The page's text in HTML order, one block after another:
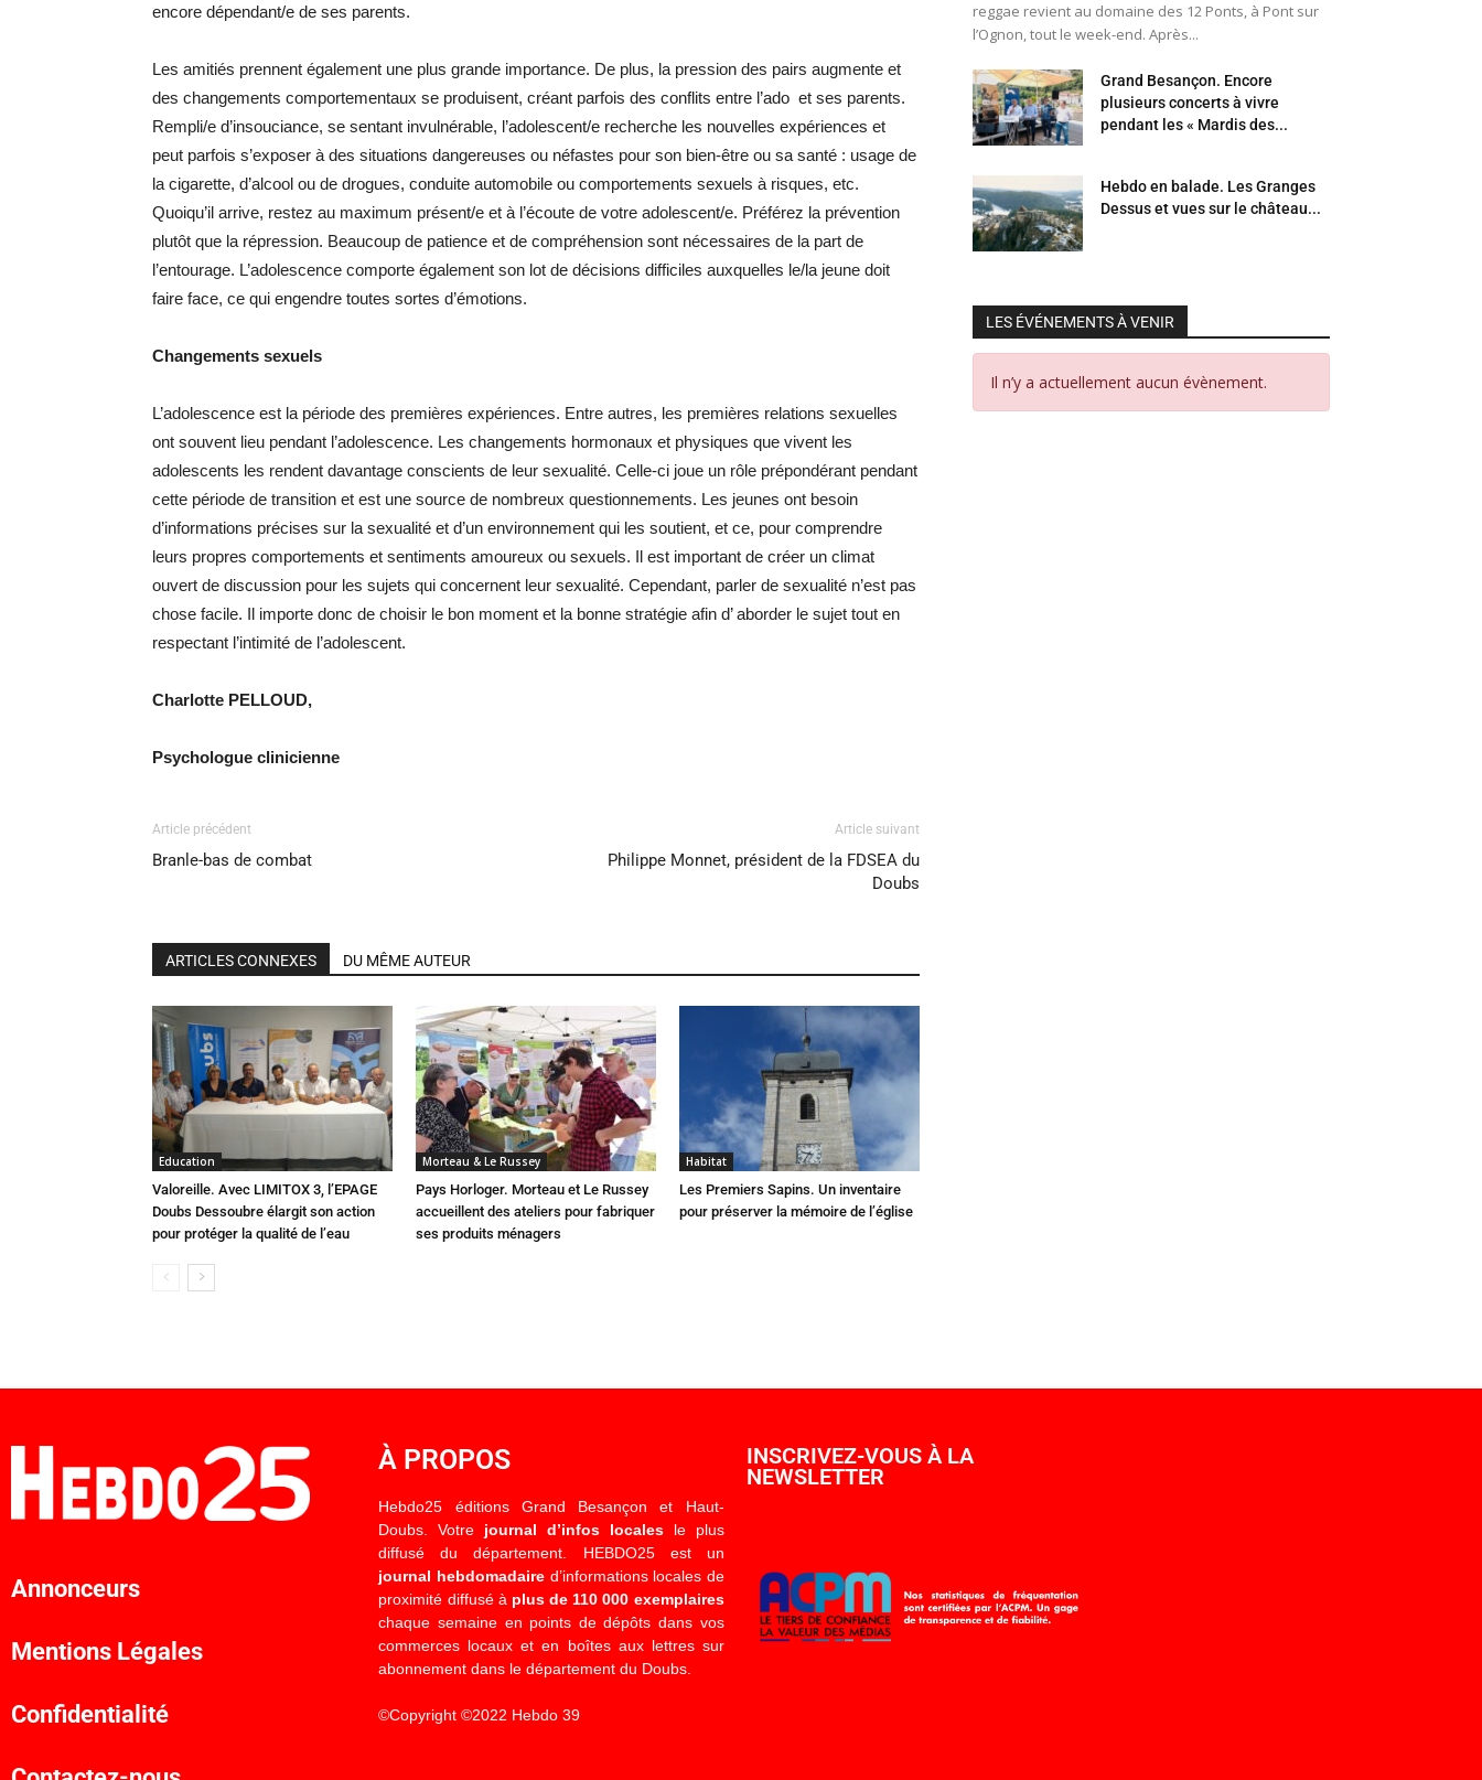
encore dépendant/e de ses parents.
Les amitiés prennent également une plus grande importance. De plus, la pression des pairs augmente et
des changements comportementaux se produisent, créant parfois des conflits entre l’ado et ses parents.
Rempli/e d’insouciance, se sentant invulnérable, l’adolescent/e recherche les nouvelles expériences et
peut parfois s’exposer à des situations dangereuses ou néfastes pour son bien-être ou sa santé : usage de
la cigarette, d’alcool ou de drogues, conduite automobile ou comportements sexuels à risques, etc.
Quoiqu’il arrive, restez au maximum présent/e et à l’écoute de votre adolescent/e. Préférez la prévention
plutôt que la répression. Beaucoup de patience et de compréhension sont nécessaires de la part de
l’entourage. L’adolescence comporte également son lot de décisions difficiles auxquelles le/la jeune doit
faire face, ce qui engendre toutes sortes d’émotions.
Changements sexuels
L’adolescence est la période des premières expériences. Entre autres, les premières relations sexuelles
ont souvent lieu pendant l’adolescence. Les changements hormonaux et physiques que vivent les
adolescents les rendent davantage conscients de leur sexualité. Celle-ci joue un rôle prépondérant pendant
cette période de transition et est une source de nombreux questionnements. Les jeunes ont besoin
d’informations précises sur la sexualité et d’un environnement qui les soutient, et ce, pour comprendre
leurs propres comportements et sentiments amoureux ou sexuels. Il est important de créer un climat
ouvert de discussion pour les sujets qui concernent leur sexualité. Cependant, parler de sexualité n’est pas
chose facile. Il importe donc de choisir le bon moment et la bonne stratégie afin d’ aborder le sujet tout en
respectant l’intimité de l’adolescent.
Charlotte PELLOUD,
Psychologue clinicienne
Article précédent
Branle-bas de combat
Article suivant
Philippe Monnet, président de la FDSEA du
Doubs
ARTICLES CONNEXES DU MÊME AUTEUR
Education
Valoreille. Avec LIMITOX 3, l’EPAGE
Doubs Dessoubre élargit son action
pour protéger la qualité de l’eau
Morteau & Le Russey
Pays Horloger. Morteau et Le Russey
accueillent des ateliers pour fabriquer
ses produits ménagers
Habitat
Les Premiers Sapins. Un inventaire
pour préserver la mémoire de l’église
reggae revient au domaine des 12 Ponts, à Pont sur
l’Ognon, tout le week-end. Après...
Grand Besançon. Encore
plusieurs concerts à vivre
pendant les « Mardis des...
Hebdo en balade. Les Granges
Dessus et vues sur le château...
LES ÉVÉNEMENTS À VENIR
Il n’y a actuellement aucun évènement.
Annonceurs
Mentions Légales
Confidentialité
À PROPOS
Hebdo25 éditions Grand Besançon et Haut-
Doubs. Votre journal d’infos localesle plus
diffusé du département. HEBDO25 est un
journal hebdomadaired’informations locales de
proximité diffusé à plus de 110 000 exemplaires
chaque semaine en points de dépôts dans vos
commerces locaux et en boîtes aux lettres sur
abonnement dans le département du Doubs.
©Copyright ©2022 Hebdo 39
INSCRIVEZ-VOUS À LA
NEWSLETTER